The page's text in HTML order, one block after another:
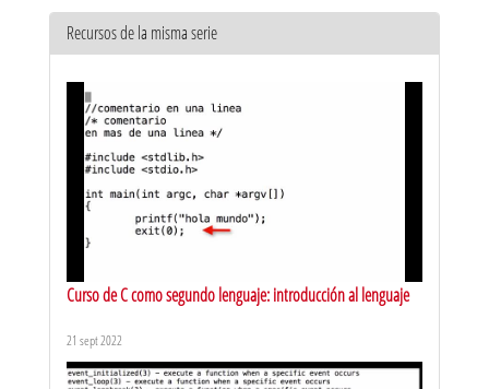
Recursos de la misma serie
Curso de C como segundo lenguaje: introducción al lenguaje
21 sept 2022